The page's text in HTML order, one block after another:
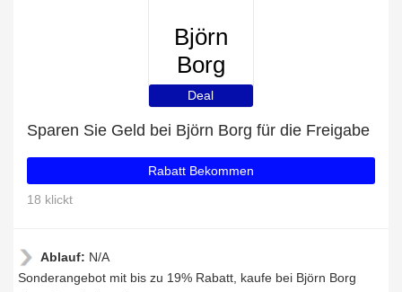
Björn
Borg
Deal
Sparen Sie Geld bei Björn Borg für die Freigabe
Rabatt Bekommen
18 klickt
Ablauf: N/A
Sonderangebot mit bis zu 19% Rabatt, kaufe bei Björn Borg